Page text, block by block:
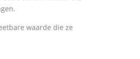
waarde die ze